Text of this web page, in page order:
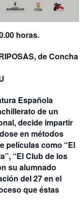
horas.
de Concha
Española
de un
decide impartir
en métodos
películas como “El
“El Club de los
su alumnado
del 27 en el
que éstas